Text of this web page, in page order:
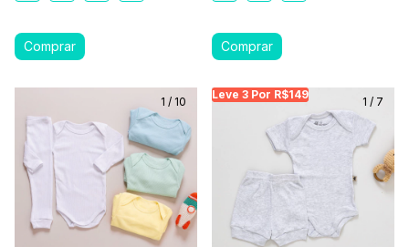
1 / 10
Leve 3 Por R$149
Leve 3 Por R$149
1 / 7